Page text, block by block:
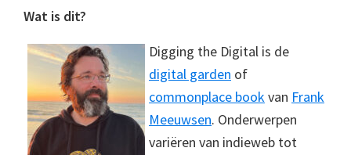
Footer
Wat is dit?
Digging the Digital is de
digital garden of
commonplace bookvan Frank
Meeuwsen. Onderwerpen
variëren van indieweb tot